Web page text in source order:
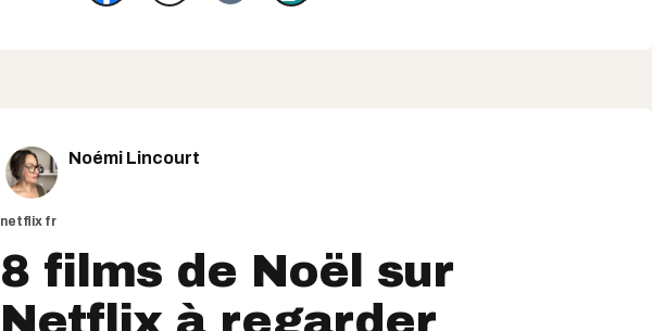
Noémi Lincourt
netflix fr
8 films de Noël sur
Netflix à regarder